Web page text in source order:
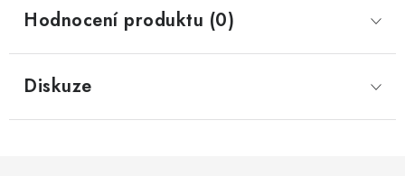
Hodnocení produktu (0)
Diskuze